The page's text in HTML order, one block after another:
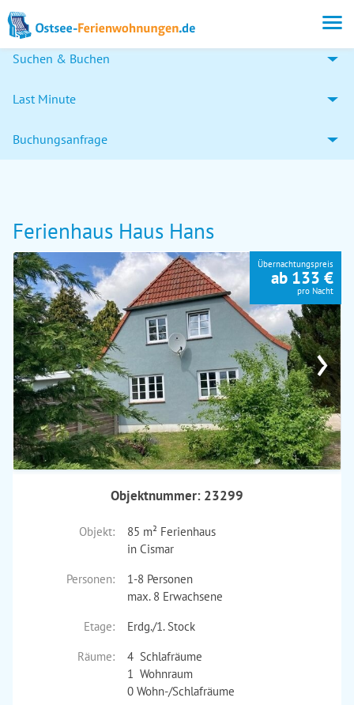
Suchen & Buchen
Last Minute
Buchungsanfrage
Ferienhaus Haus Hans
›
Übernachtungspreis
ab 133 €
pro Nacht
Objektnummer: 23299
Objekt:
85 m² Ferienhaus
in Cismar
Personen:
1-8 Personen
max. 8 Erwachsene
Etage:
Erdg./1. Stock
Räume:
4 Schlafräume
1 Wohnraum
0 Wohn-/Schlafräume